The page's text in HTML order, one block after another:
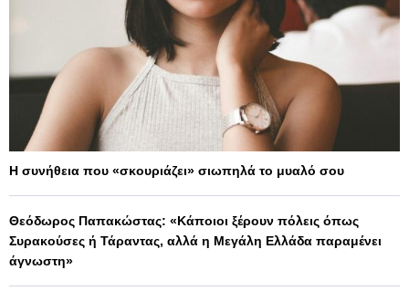
Η συνήθεια που «σκουριάζει» σιωπηλά το μυαλό σου
Θεόδωρος Παπακώστας: «Κάποιοι ξέρουν πόλεις όπως
Συρακούσες ή Τάραντας, αλλά η Μεγάλη Ελλάδα παραμένει
άγνωστη»